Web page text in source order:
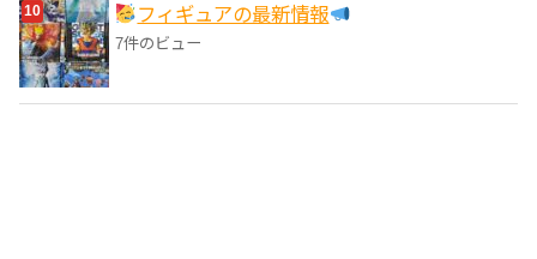
フィギュアの最新情報
7件のビュー